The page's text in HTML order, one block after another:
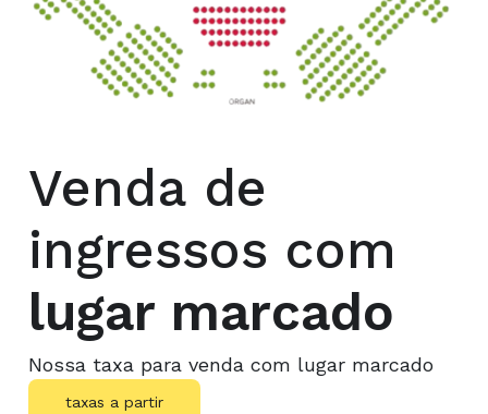
Venda de
ingressos com
lugar marcado
Nossa taxa para venda com lugar marcado
taxas a partir